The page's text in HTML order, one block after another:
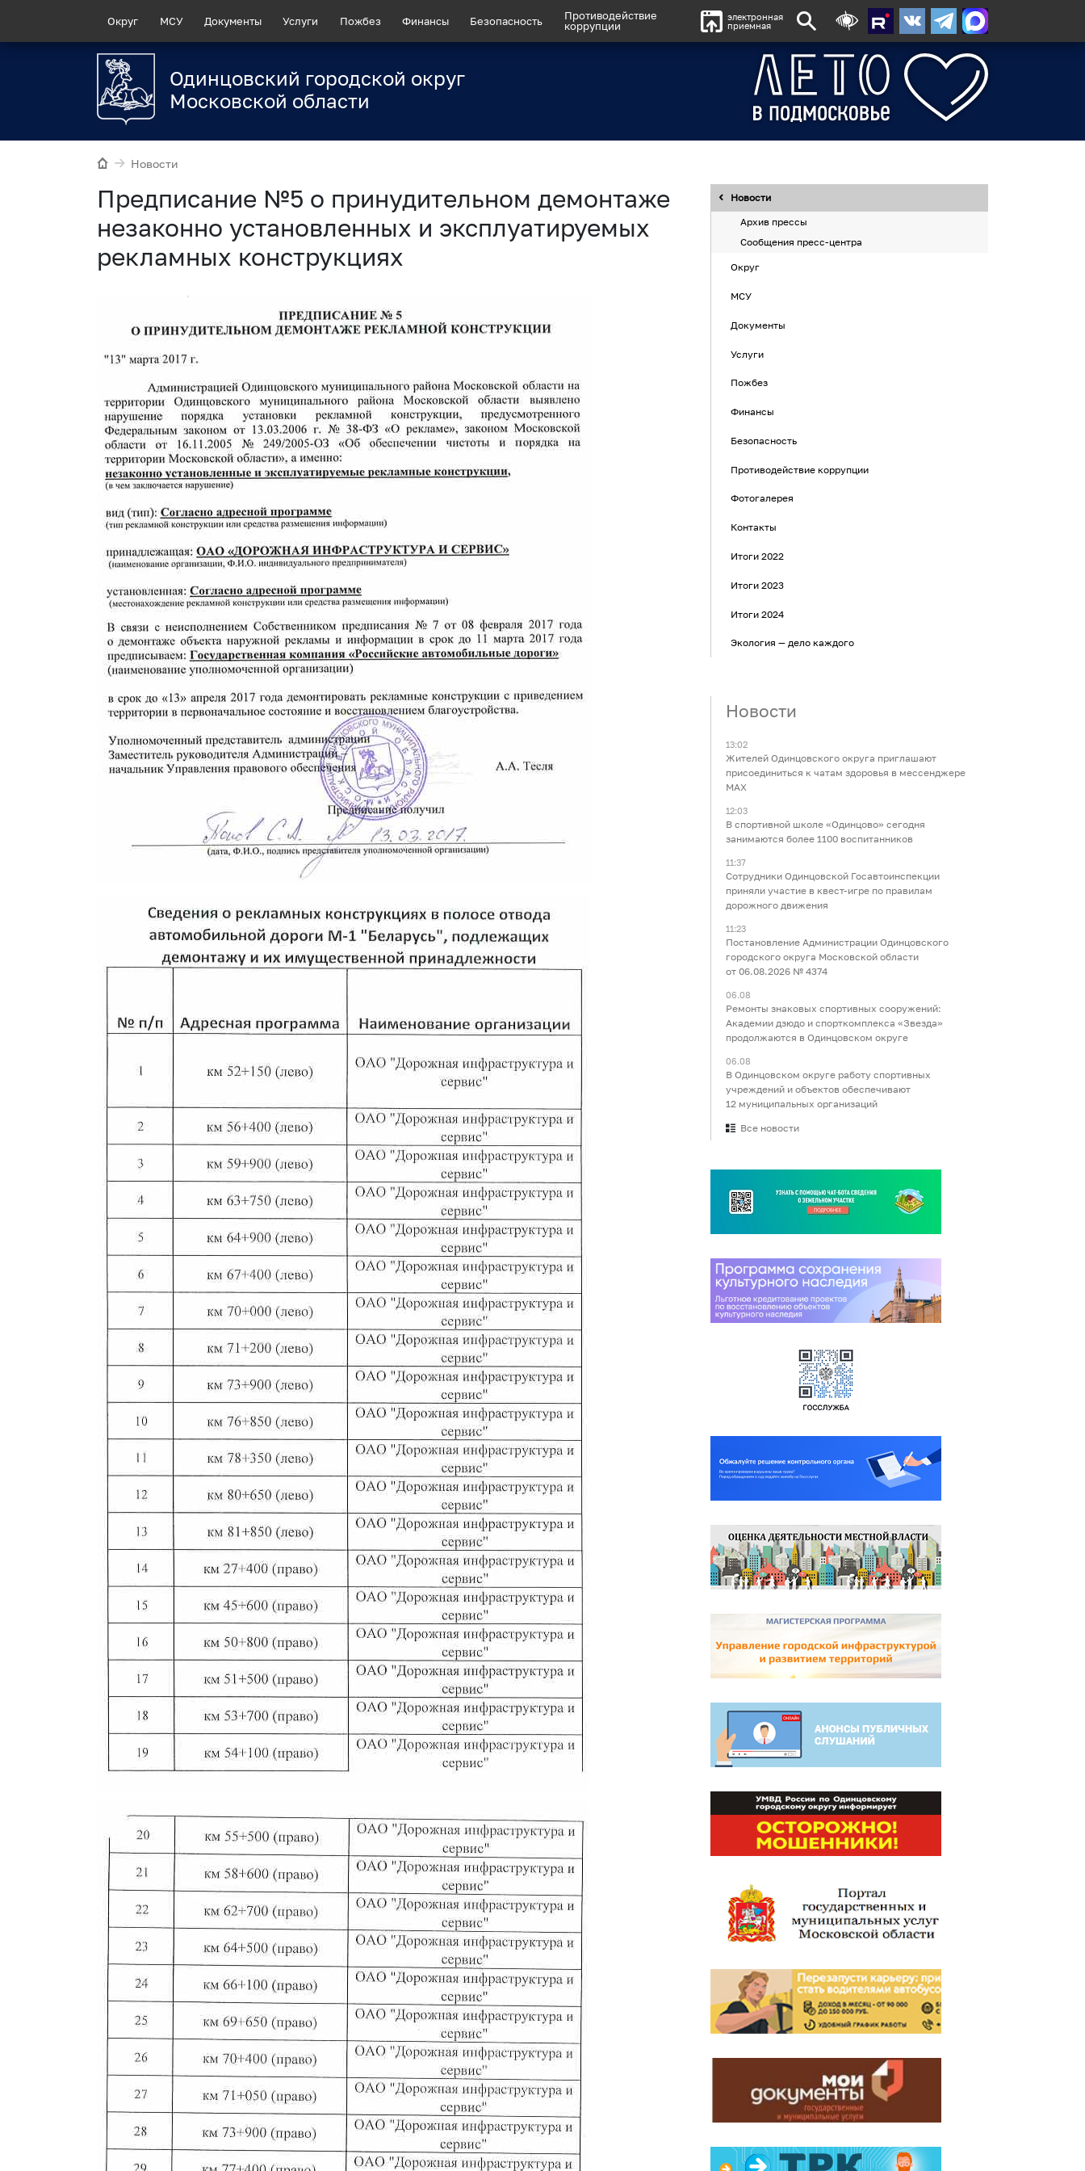
Округ МСУ Документы Услуги Пожбез Финансы Безопасность
Противодействие
коррупции
электронная
приемная
Одинцовский городской округ
Московской области
Новости
Предписание №5 о принудительном демонтаже
незаконно установленных и эксплуатируемых
рекламных конструкциях
Новости
Архив прессы
Сообщения пресс-центра
Округ
МСУ
Документы
Услуги
Пожбез
Финансы
Безопасность
Противодействие коррупции
Фотогалерея
Контакты
Итоги 2022
Итоги 2023
Итоги 2024
Экология — дело каждого
Новости
13:02
Жителей Одинцовского округа приглашают
присоединиться к чатам здоровья в мессенджере
МАХ
12:03
В спортивной школе «Одинцово» сегодня
занимаются более 1100 воспитанников
11:37
Сотрудники Одинцовской Госавтоинспекции
приняли участие в квест-игре по правилам
дорожного движения
11:23
Постановление Администрации Одинцовского
городского округа Московской области
от 06.08.2026 № 4374
06.08
Ремонты знаковых спортивных сооружений:
Академии дзюдо и спорткомплекса «Звезда»
продолжаются в Одинцовском округе
06.08
В Одинцовском округе работу спортивных
учреждений и объектов обеспечивают
12 муниципальных организаций
Все новости